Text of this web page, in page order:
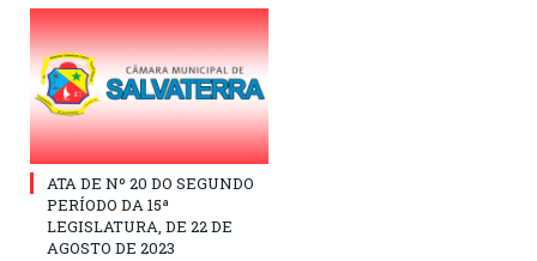
ATA DE Nº 20 DO SEGUNDO
PERÍODO DA 15ª
LEGISLATURA, DE 22 DE
AGOSTO DE 2023